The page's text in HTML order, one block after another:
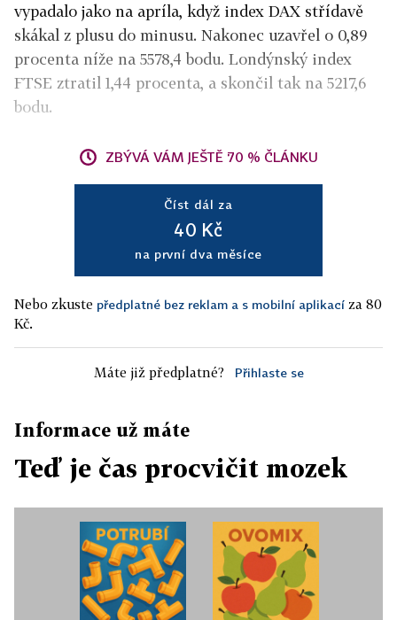
vypadalo jako na apríla, když index DAX střídavě
skákal z plusu do minusu. Nakonec uzavřel o 0,89
procenta níže na 5578,4 bodu. Londýnský index
FTSE ztratil 1,44 procenta, a skončil tak na 5217,6
bodu.
ZBÝVÁ VÁM JEŠTĚ 70 % ČLÁNKU
Číst dál za
40 Kč
na první dva měsíce
Nebo zkuste předplatné bez reklam a s mobilní aplikací za 80
Kč.
Máte již předplatné? Přihlaste se
Informace už máte
Teď je čas procvičit mozek